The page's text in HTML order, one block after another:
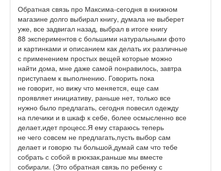
Обратная связь про Максима-сегодня в книжном
магазине долго выбирал книгу, думала не выберет
уже, все задвигал назад, выбрал в итоге книгу
88 экспериментов с большими натуральными фото
и картинками и описанием как делать их различные
с применением простых вещей которые можно
найти дома, мне даже самой понравилось, завтра
приступаем к выполнению. Говорить пока
не говорит, но вижу что меняется, еще сам
проявляет инициативу, раньше нет, только все
нужно было предлагать, сегодня повесил одежду
на плечики и в шкаф к себе, более осмысленно все
делает,идет процесс.Я ему стараюсь теперь
не чего совсем не предлагать,пусть выбор сам
делает и говорю ты большой,думай сам что тебе
собрать с собой в рюкзак,раньше мы вместе
собирали. (Это обратная связь по ребенку с